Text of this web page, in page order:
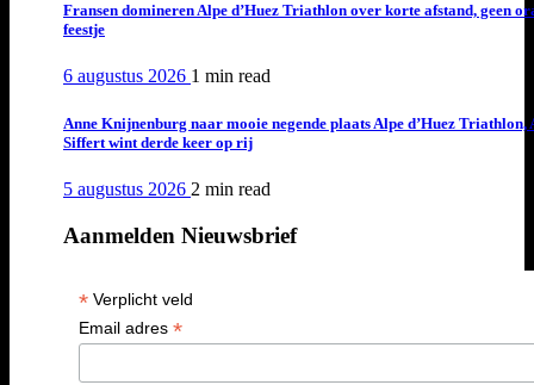
Fransen domineren Alpe d’Huez Triathlon over korte afstand, geen
feestje
6 augustus 2026 1 min read
Anne Knijnenburg naar mooie negende plaats Alpe d’Huez Triathlon,
Siffert wint derde keer op rij
5 augustus 2026 2 min read
Aanmelden Nieuwsbrief
*Verplicht veld
Email adres *